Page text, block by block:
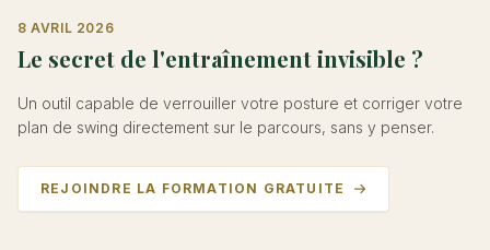
8 AVRIL 2026
Le secret de l'entraînement invisible ?
Un outil capable de verrouiller votre posture et corriger votre
plan de swing directement sur le parcours, sans y penser.
REJOINDRE LA FORMATION GRATUITE